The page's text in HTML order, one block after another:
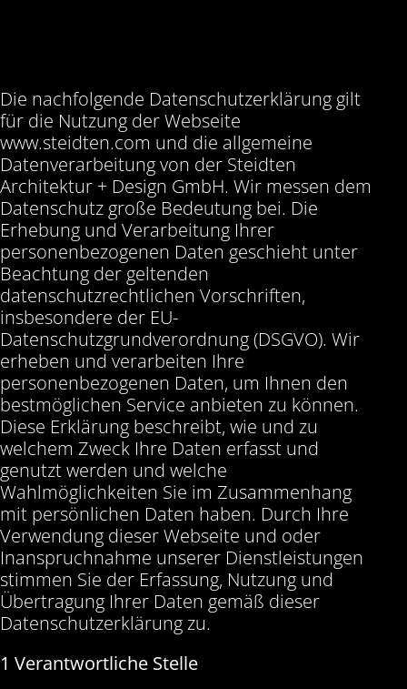
Die nachfolgende Datenschutzerklärung gilt
für die Nutzung der Webseite
www.steidten.com und die allgemeine
Datenverarbeitung von der Steidten
Architektur + Design GmbH. Wir messen dem
Datenschutz große Bedeutung bei. Die
Erhebung und Verarbeitung Ihrer
personenbezogenen Daten geschieht unter
Beachtung der geltenden
datenschutzrechtlichen Vorschriften,
insbesondere der EU-
Datenschutzgrundverordnung (DSGVO). Wir
erheben und verarbeiten Ihre
personenbezogenen Daten, um Ihnen den
bestmöglichen Service anbieten zu können.
Diese Erklärung beschreibt, wie und zu
welchem Zweck Ihre Daten erfasst und
genutzt werden und welche
Wahlmöglichkeiten Sie im Zusammenhang
mit persönlichen Daten haben. Durch Ihre
Verwendung dieser Webseite und oder
Inanspruchnahme unserer Dienstleistungen
stimmen Sie der Erfassung, Nutzung und
Übertragung Ihrer Daten gemäß dieser
Datenschutzerklärung zu.
1 Verantwortliche Stelle